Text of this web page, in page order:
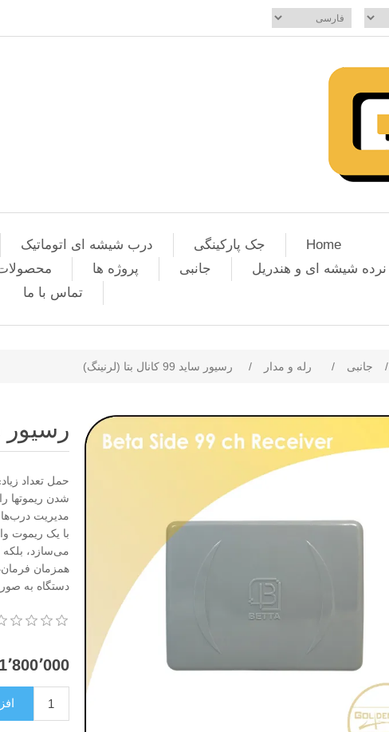
Home جک پارکینگی درب شیشه ای اتوماتیک
نرده شیشه ای و هندریل
جانبی پروژه ها
تماس با ما
/ جانبی / رله و مدار / رسیور ساید 99 کانال بتا (لرنینگ)
رسیور ساید 99
حمل تعداد
با یک ریموت
می‌سازد،
همزمان
دستگاه به
1٬800٬000